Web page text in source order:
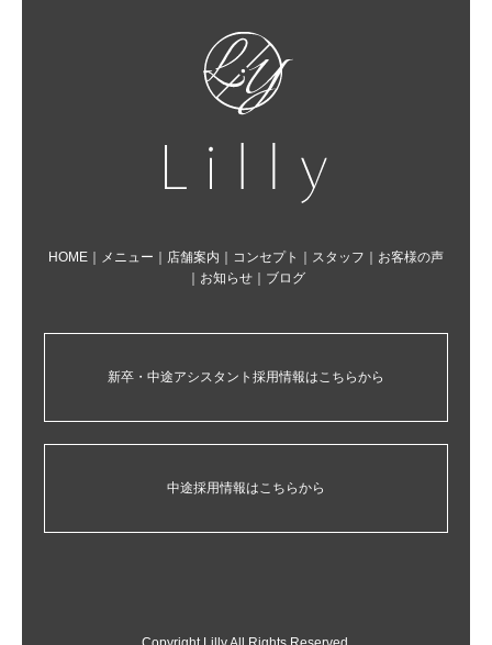
HOME ｜ メニュー ｜ 店舗案内 ｜ コンセプト ｜ スタッフ ｜ お客様の声
｜ お知らせ ｜ ブログ
新卒・中途アシスタント採用情報はこちらから
中途採用情報はこちらから